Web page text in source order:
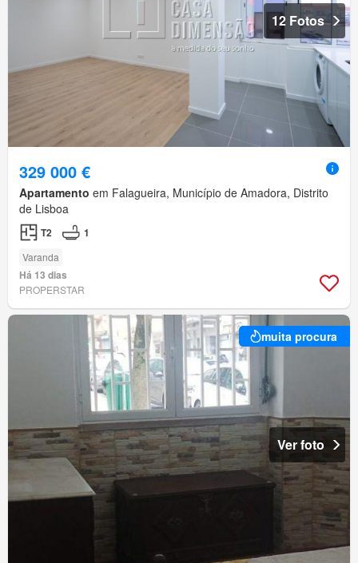
12 Fotos
329 000 €
Apartamento em Falagueira, Município de Amadora, Distrito
de Lisboa
T2 1
Varanda
Há 13 dias
PROPERSTAR
muita procura
Ver foto